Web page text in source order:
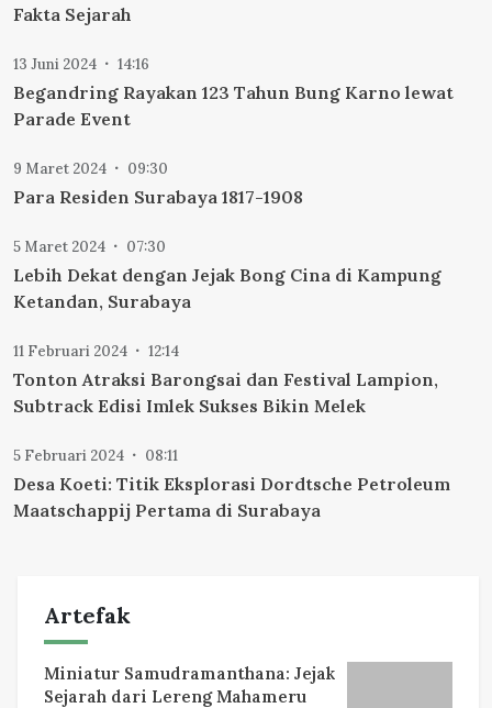
Fakta Sejarah
13 Juni 2024 14:16
Begandring Rayakan 123 Tahun Bung Karno lewat
Parade Event
9 Maret 2024 09:30
Para Residen Surabaya 1817-1908
5 Maret 2024 07:30
Lebih Dekat dengan Jejak Bong Cina di Kampung
Ketandan, Surabaya
11 Februari 2024 12:14
Tonton Atraksi Barongsai dan Festival Lampion,
Subtrack Edisi Imlek Sukses Bikin Melek
5 Februari 2024 08:11
Desa Koeti: Titik Eksplorasi Dordtsche Petroleum
Maatschappij Pertama di Surabaya
Artefak
Miniatur Samudramanthana: Jejak
Sejarah dari Lereng Mahameru